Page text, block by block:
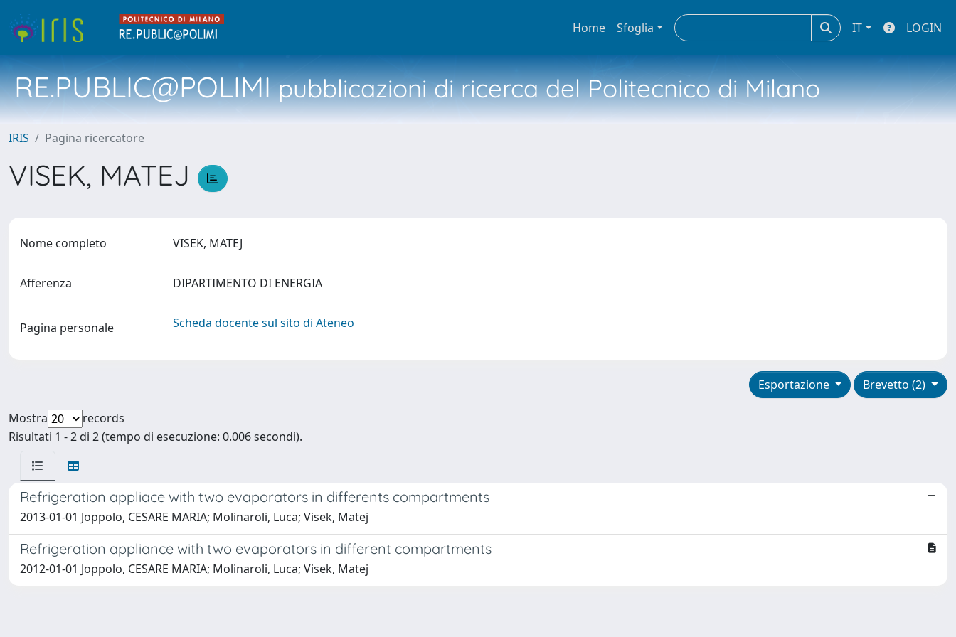
Home Sfoglia IT LOGIN
RE.PUBLIC@POLIMIpubblicazioni di ricerca del Politecnico di Milano
IRIS Pagina ricercatore
VISEK, MATEJ
Nome completo VISEK, MATEJ
Afferenza DIPARTIMENTO DI ENERGIA
Pagina personale Scheda docente sul sito di Ateneo
Brevetto (2)
Esportazione
Mostra
records
Risultati 1 - 2 di 2 (tempo di esecuzione: 0.006 secondi).
Refrigeration appliace with two evaporators in differents compartments
2013-01-01 Joppolo, CESARE MARIA; Molinaroli, Luca; Visek, Matej
Refrigeration appliance with two evaporators in different compartments
2012-01-01 Joppolo, CESARE MARIA; Molinaroli, Luca; Visek, Matej